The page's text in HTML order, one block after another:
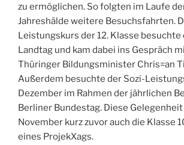
zu ermöglichen. So folgten im Laufe
Jahreshälde weitere Besuchsfahrten.
Leistungskurs der 12. Klasse
Landtag und kam dabei ins Gespräch
Thüringer Bildungsminister Chris=an
Außerdem besuchte der Sozi-
Dezember im Rahmen der jährlichen
Berliner Bundestag. Diese
November kurz zuvor auch die Klasse
eines ProjekXags.